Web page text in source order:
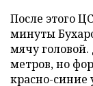
После этого
минуты
мячу головой.
метров, но
красно-